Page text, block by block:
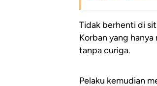
Tidak berhenti di
Korban yang
tanpa curiga.
Pelaku kemudian